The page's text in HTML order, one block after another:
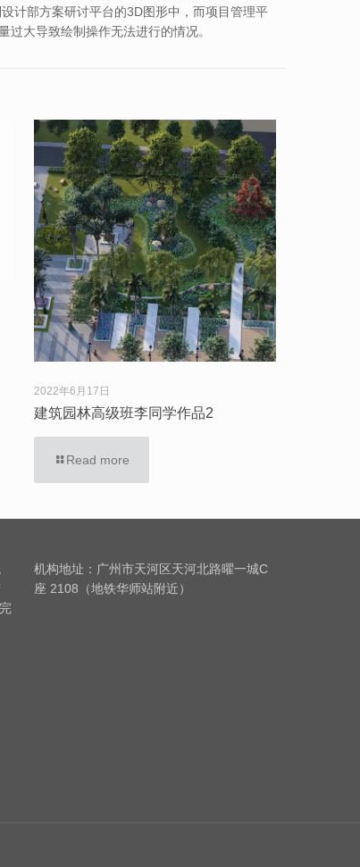
计部方案研讨平台的3D图形中，而项目管理平
大导致绘制操作无法进行的情况。
2022年6月17日
建筑园林高级班李同学作品2
Read more
机构地址：广州市天河区天河北路曜一城C
座 2108（地铁华师站附近）